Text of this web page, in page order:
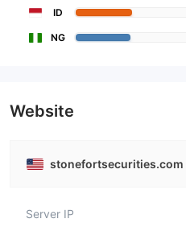
ID
NG
Website
stonefortsecurities.com
Server IP